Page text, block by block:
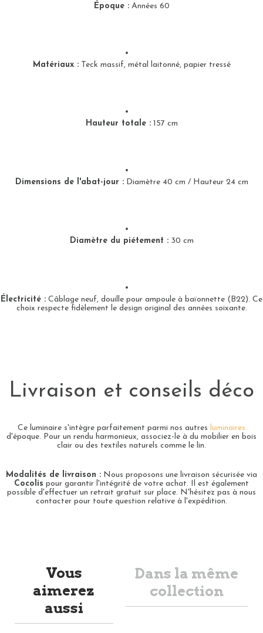
Époque :Années 60
Matériaux :Teck massif, métal laitonné, papier tressé
Hauteur totale :157 cm
Dimensions de l'abat-jour :Diamètre 40 cm / Hauteur 24 cm
Diamètre du piétement :30 cm
Électricité : Câblage neuf, douille pour ampoule à baïonnette (B22). Ce
choix respecte fidèlement le design original des années soixante.
Livraison et conseils déco
Ce luminaire s'intègre parfaitement parmi nos autres luminaires
d'époque. Pour un rendu harmonieux, associez-le à du mobilier en bois
clair ou des textiles naturels comme le lin.
Modalités de livraison : Nous proposons une livraison sécurisée via
Cocolis pour garantir l'intégrité de votre achat. Il est également
possible d'effectuer un retrait gratuit sur place. N'hésitez pas à nous
contacter pour toute question relative à l'expédition.
Vous
aimerez
aussi
Dans la même
collection